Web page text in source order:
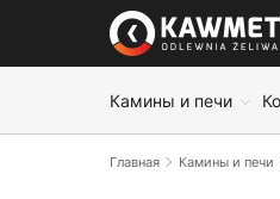
Камины и печи
Главная Камины и печи